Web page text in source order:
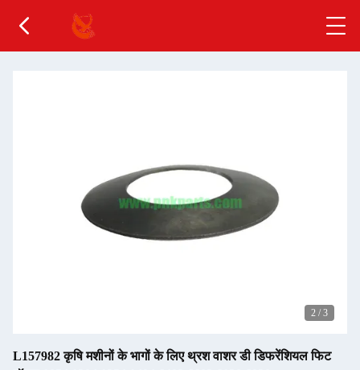
2 / 3
L157982 कृषि मशीनों के भागों के लिए थ्रश वाशर डी डिफरेंशियल फिट